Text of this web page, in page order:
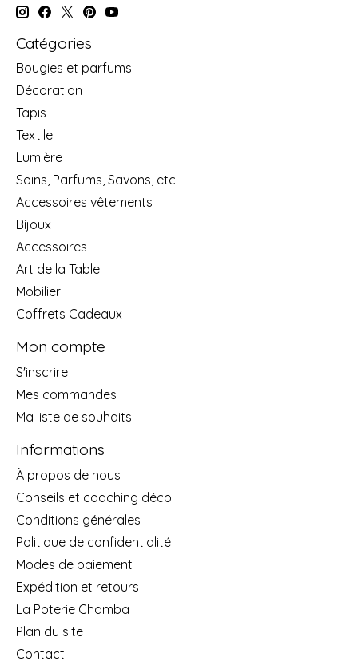
Catégories
Bougies et parfums
Décoration
Tapis
Textile
Lumière
Soins, Parfums, Savons, etc
Accessoires vêtements
Bijoux
Accessoires
Art de la Table
Mobilier
Coffrets Cadeaux
Mon compte
S'inscrire
Mes commandes
Ma liste de souhaits
Informations
À propos de nous
Conseils et coaching déco
Conditions générales
Politique de confidentialité
Modes de paiement
Expédition et retours
La Poterie Chamba
Plan du site
Contact